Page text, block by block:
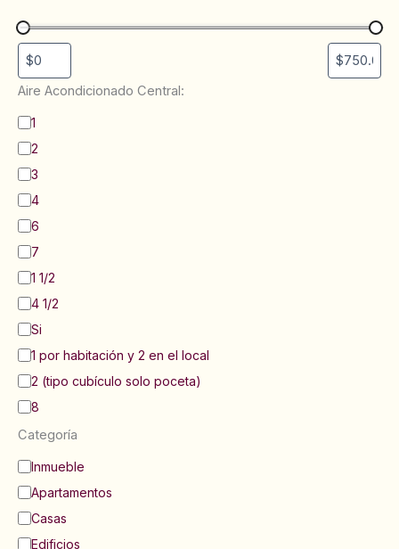
Aire Acondicionado Central:
B
ñ
o
s
:
1
2
3
4
6
7
1 1/2
4 1/2
Si
1 por habitación y 2 en el local
2 (tipo cubículo solo poceta)
8
Categoría
C
t
e
g
Inmueble
Apartamentos
Casas
Edificios